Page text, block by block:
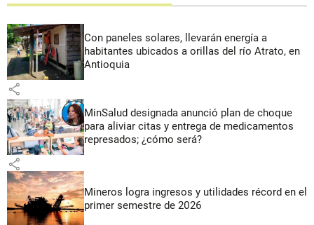
Con paneles solares, llevarán energía a
habitantes ubicados a orillas del río Atrato, en
Antioquia
share
MinSalud designada anunció plan de choque
para aliviar citas y entrega de medicamentos
represados; ¿cómo será?
share
Mineros logra ingresos y utilidades récord en el
primer semestre de 2026